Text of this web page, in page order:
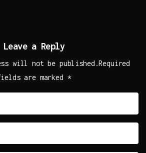
Leave a Reply
will not be published.Required
are marked *